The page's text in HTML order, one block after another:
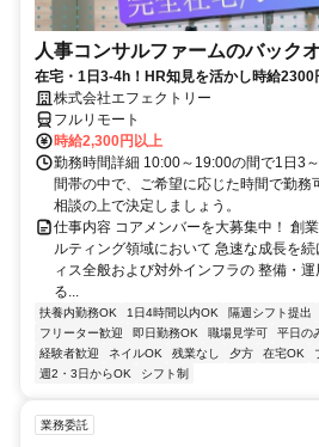
人事コンサルファームのバック
在宅・1日3-4h！HR知見を活かし時給2300
株式会社エフェクトリー
フルリモート
時給2,300円以上
勤務時間詳細 10:00～19:00の間で1日3
間帯の中で、ご希望に応じた時間で勤
相談の上で決定しましょう。
仕事内容 コアメンバーを大募集中！ 創
ルティング領域において 急速な成長を
ィス全般および対外インフラの 整備・
る...
扶養内勤務OK 1日4時間以内OK 隔週シフト提出
フリーター歓迎
即日勤務OK 職場見学可 平日の
経験者歓迎
ネイルOK 残業なし 夕方 在宅OK
週2・3日からOK
シフト制
業務委託